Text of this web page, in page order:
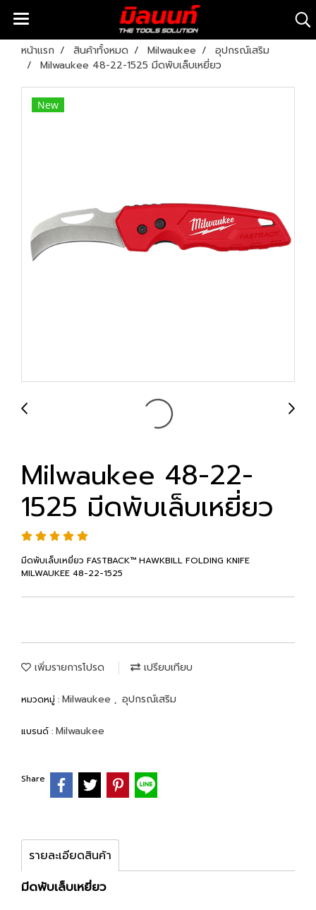
หน้าแรก สินค้าทั้งหมด Milwaukee
อุปกรณ์เสริม
Milwaukee 48-22-1525 มีดพับเล็บเหยี่ยว
New
Milwaukee 48-22-
1525 มีดพับเล็บเหยี่ยว
มีดพับเล็บเหยี่ยว FASTBACK™ HAWKBILL FOLDING KNIFE
MILWAUKEE 48-22-1525
เพิ่มรายการโปรด เปรียบเทียบ
หมวดหมู่ : Milwaukee , อุปกรณ์เสริม
แบรนด์ : Milwaukee
Share
รายละเอียดสินค้า
มีดพับเล็บเหยี่ยว